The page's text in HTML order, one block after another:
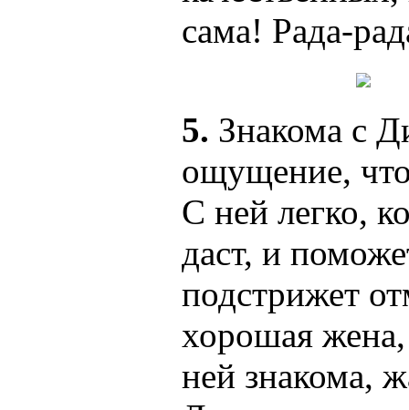
сама! Рада-
5. Знакома с
ощущение,
С ней легко,
даст, и
подстрижет
хорошая
ней знакома,